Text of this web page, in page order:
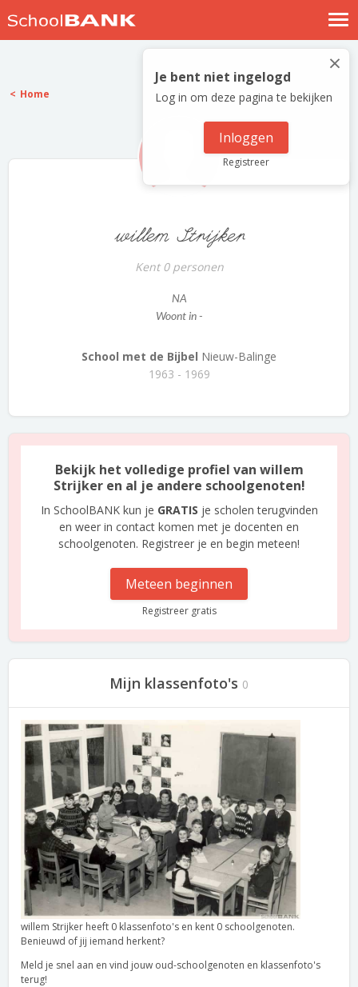
Nostalgische verhalen
Log in
Meld je gratis aan
×
Je bent niet ingelogd
Log in om deze pagina te bekijken
Inloggen
Registreer
Home
willem Strijker
Kent 0 personen
NA
Woont in -
School met de Bijbel Nieuw-Balinge
1963 - 1969
Bekijk het volledige profiel van willem
Strijker en al je andere schoolgenoten!
In SchoolBANK kun je GRATIS je scholen terugvinden
en weer in contact komen met je docenten en
schoolgenoten. Registreer je en begin meteen!
Meteen beginnen
Registreer gratis
Mijn klassenfoto's 0
willem Strijker heeft 0 klassenfoto's en kent 0 schoolgenoten.
Benieuwd of jij iemand herkent?
Meld je snel aan en vind jouw oud-schoolgenoten en klassenfoto's
terug!